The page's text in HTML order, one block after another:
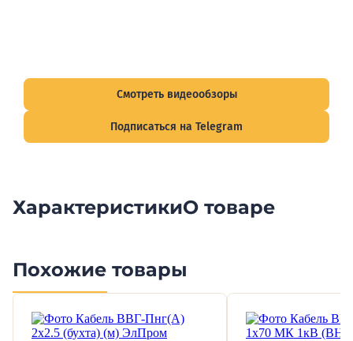
Смотреть видеообзоры
Подписаться на Telegram
ХарактеристикиО товаре
Похожие товары